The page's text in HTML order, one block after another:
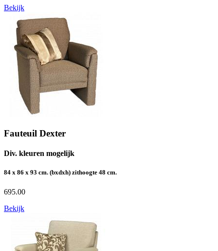
Bekijk
Fauteuil Dexter
Div. kleuren mogelijk
84 x 86 x 93 cm. (bxdxh) zithoogte 48 cm.
695.00
Bekijk